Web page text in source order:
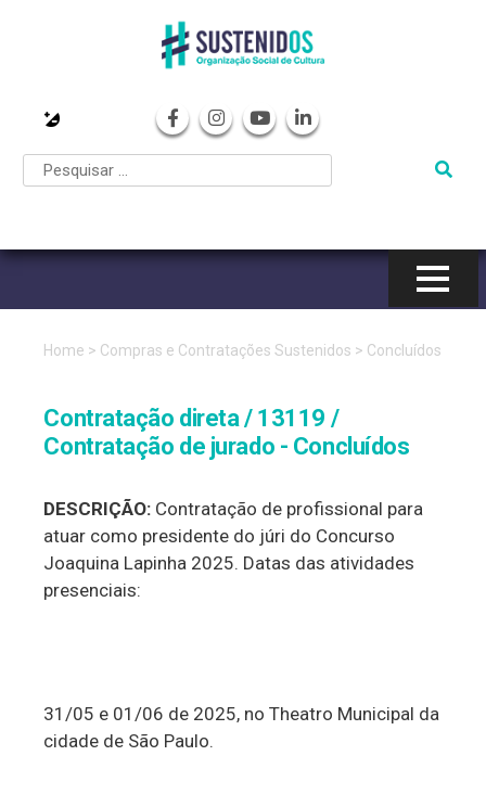
Pular
o
Home > Compras e Contratações Sustenidos > Concluídos
Contratação direta / 13119 /
Contratação de jurado - Concluídos
DESCRIÇÃO: Contratação de profissional para
atuar como presidente do júri do Concurso
Joaquina Lapinha 2025. Datas das atividades
presenciais:
31/05 e 01/06 de 2025, no Theatro Municipal da
cidade de São Paulo.